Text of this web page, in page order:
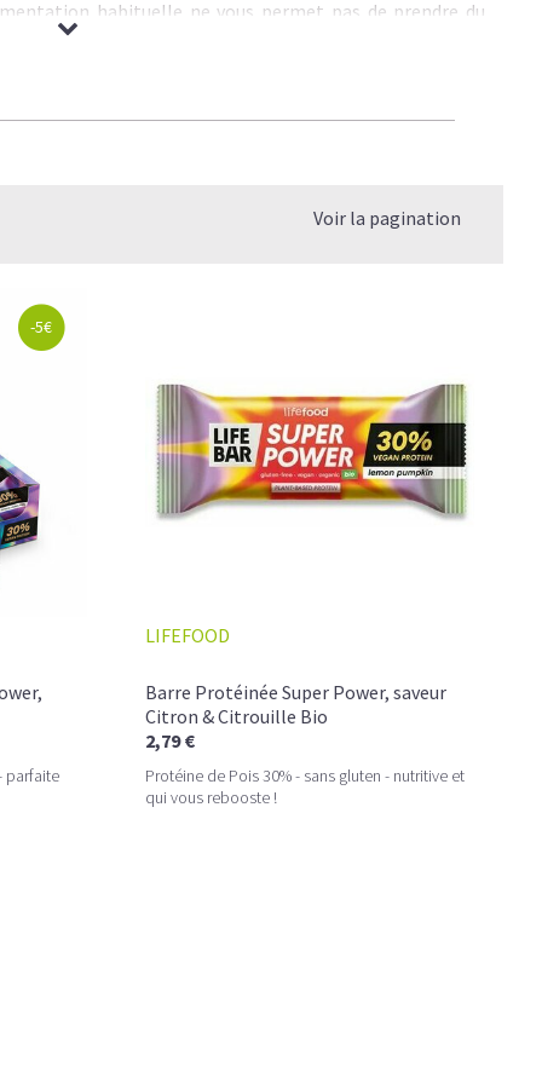
habituelle ne vous permet pas de prendre du
nécessaires pour optimiser votre programme
de qualité, un gainer favorise la synthèse des
Nos barres à base d’ ingrédients 100% naturelssont
qui veulent augmenter leur apport énergétique tout
musculaire
barres offrent un équilibre optimal entre énergie durable,
intensifs, la récupération ou les journées actives, nos
après l’entraînementpour maximiser l’anabolisme et
pour les sportifs exigeants qui recherchent une
adaptée à un
naturelles, vegan ou sans gluten
résultats visibles.
Voir la pagination
-5€
parfaite
LIFEFOOD
Barre Protéinée Super Power, saveur
Citron & Citrouille Bio
2,79 €
Protéine de Pois 30% - sans gluten - nutritive et
qui vous rebooste !